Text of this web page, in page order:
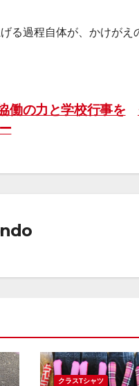
る過程自体が、かけがえ
働の力と学校行事を
クラスTシャツ